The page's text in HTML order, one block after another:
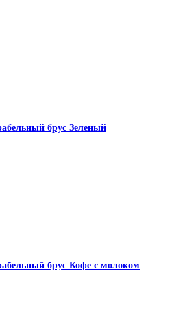
брус Зеленый
брус Кофе с молоком